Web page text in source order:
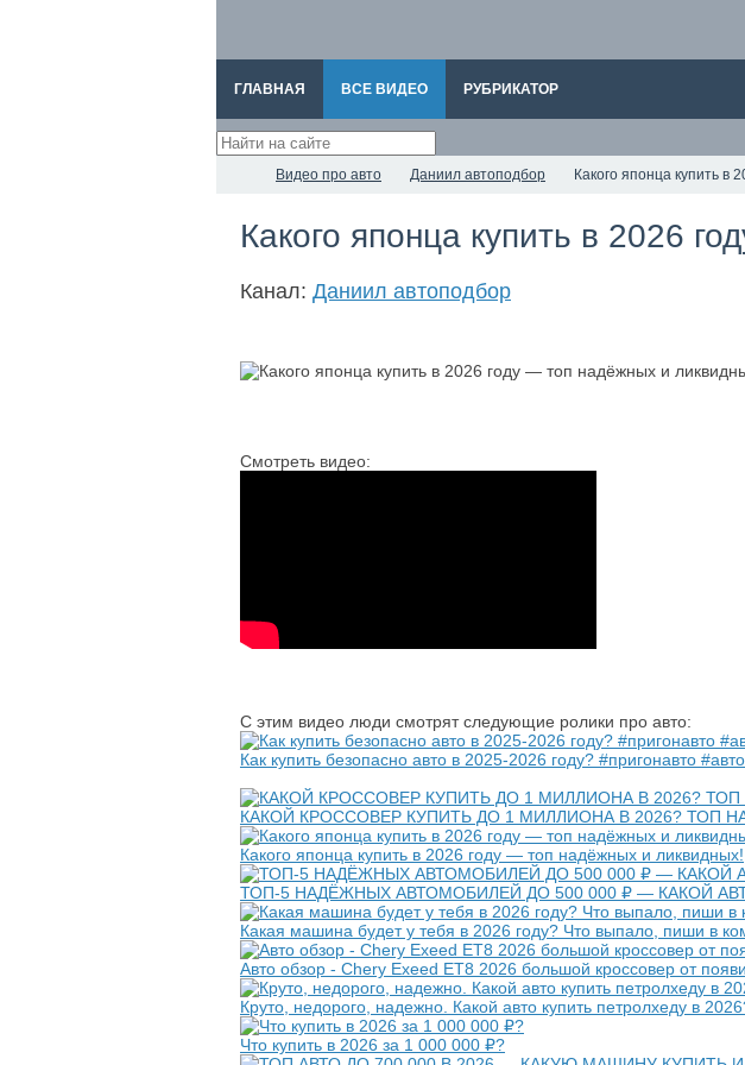
ГЛАВНАЯ ВСЕ ВИДЕО РУБРИКАТОР
Видео про авто Даниил автоподбор Какого японца купить в
Какого японца купить в 2026
Канал: Даниил автоподбор
Смотреть видео:
С этим видео люди смотрят следующие ролики про авто:
Как купить безопасно авто в 2025-2026 году? #пригонавто
КАКОЙ КРОССОВЕР КУПИТЬ ДО 1 МИЛЛИОНА В 2026?
Какого японца купить в 2026 году — топ надёжных и ликвидных!
ТОП-5 НАДЁЖНЫХ АВТОМОБИЛЕЙ ДО 500 000 ₽ — КАКОЙ
Какая машина будет у тебя в 2026 году? Что выпало, пиши в
Авто обзор - Chery Exeed ET8 2026 большой кроссовер от
Круто, недорого, надежно. Какой авто купить петролхеду в
Что купить в 2026 за 1 000 000 ₽?